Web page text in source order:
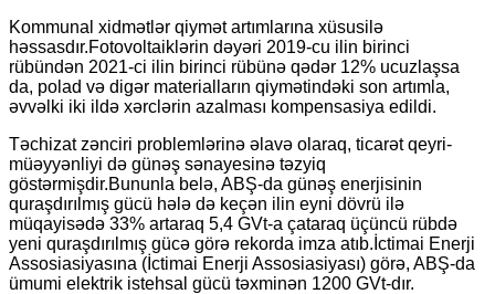
Kommunal xidmətlər qiymət artımlarına xüsusilə
həssasdır.Fotovoltaiklərin dəyəri 2019-cu ilin birinci
rübündən 2021-ci ilin birinci rübünə qədər 12% ucuzlaşsa
da, polad və digər materialların qiymətindəki son artımla,
əvvəlki iki ildə xərclərin azalması kompensasiya edildi.
Təchizat zənciri problemlərinə əlavə olaraq, ticarət qeyri-
müəyyənliyi də günəş sənayesinə təzyiq
göstərmişdir.Bununla belə, ABŞ-da günəş enerjisinin
quraşdırılmış gücü hələ də keçən ilin eyni dövrü ilə
müqayisədə 33% artaraq 5,4 GVt-a çataraq üçüncü rübdə
yeni quraşdırılmış gücə görə rekorda imza atıb.İctimai Enerji
Assosiasiyasına (İctimai Enerji Assosiasiyası) görə, ABŞ-da
ümumi elektrik istehsal gücü təxminən 1200 GVt-dır.